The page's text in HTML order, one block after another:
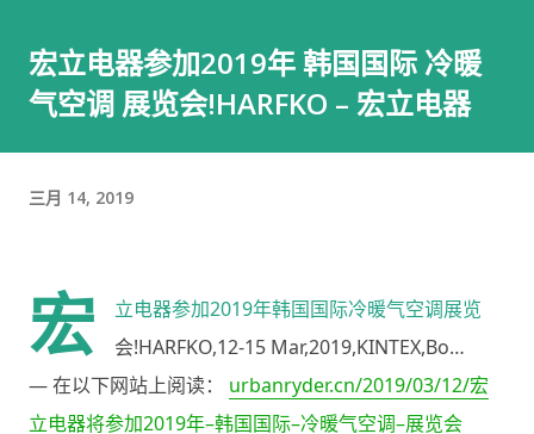
宏立电器参加2019年 韩国国际 冷暖
气空调 展览会!HARFKO – 宏立电器
三月 14, 2019
宏
立电器参加2019年韩国国际冷暖气空调展览
会!HARFKO,12-15 Mar,2019,KINTEX,Bo…
— 在以下网站上阅读： urbanryder.cn/2019/03/12/宏
立电器将参加2019年–韩国国际–冷暖气空调–展览会